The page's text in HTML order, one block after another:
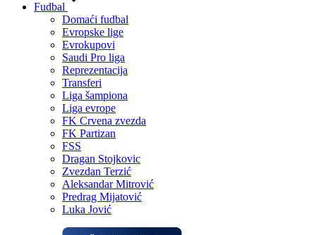
Fudbal
Domaći fudbal
Evropske lige
Evrokupovi
Saudi Pro liga
Reprezentacija
Transferi
Liga šampiona
Liga evrope
FK Crvena zvezda
FK Partizan
FSS
Dragan Stojkovic
Zvezdan Terzić
Aleksandar Mitrović
Predrag Mijatović
Luka Jović